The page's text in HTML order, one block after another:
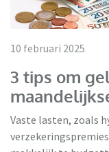
10 februari 2025
3 tips om
Vaste lasten, zoals